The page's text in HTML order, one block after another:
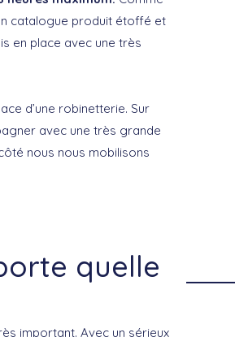
catalogue produit étoffé et
en place avec une très
d’une robinetterie. Sur
avec une très grande
nous nous mobilisons
quelle
important. Avec un sérieux